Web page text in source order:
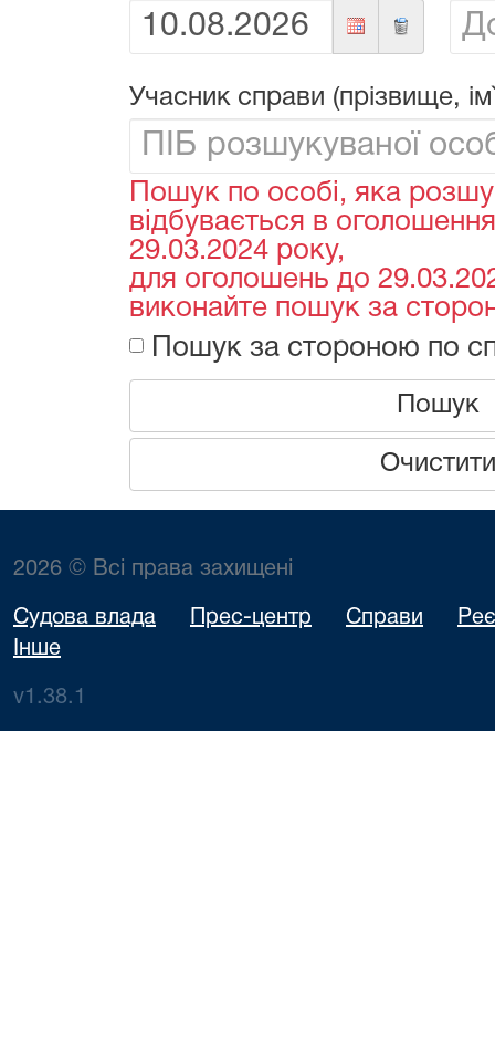
Від:
До:
Учасник справи (прізвище,
Пошук по особі, яка
відбувається в
29.03.2024 року,
для оголошень до
виконайте пошук за
Пошук за стороною по
Пошук
Очистити
2026 © Всі права захищені
Судова влада Прес-центр Справи
Інше
v1.38.1